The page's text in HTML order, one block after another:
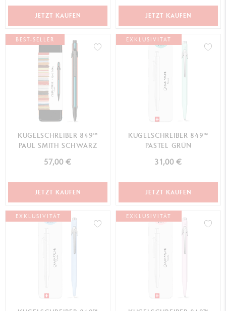
JETZT KAUFEN JETZT KAUFEN
BEST-SELLER
KUGELSCHREIBER 849™
PAUL SMITH SCHWARZ
57,00 €
JETZT KAUFEN
EXKLUSIVITÄT
KUGELSCHREIBER 849™
PASTEL GRÜN
31,00 €
JETZT KAUFEN
EXKLUSIVITÄT EXKLUSIVITÄT